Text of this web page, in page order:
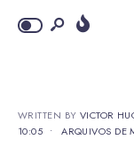
WRITTEN BY VICTOR
10:05 • ARQUIVOS DE